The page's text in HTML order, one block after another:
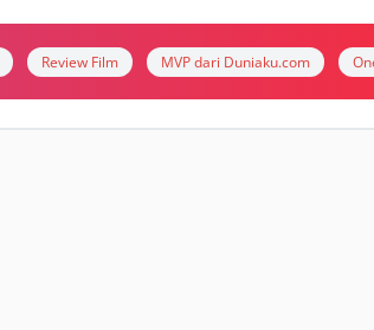
Review Film MVP dari Duniaku.com